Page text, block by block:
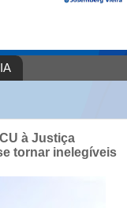
à Justiça
tornar inelegíveis